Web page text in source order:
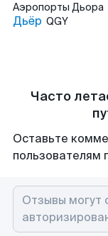
Аэропорты Дьора
Дьёр QGY
Часто
Оставьте
пользователям